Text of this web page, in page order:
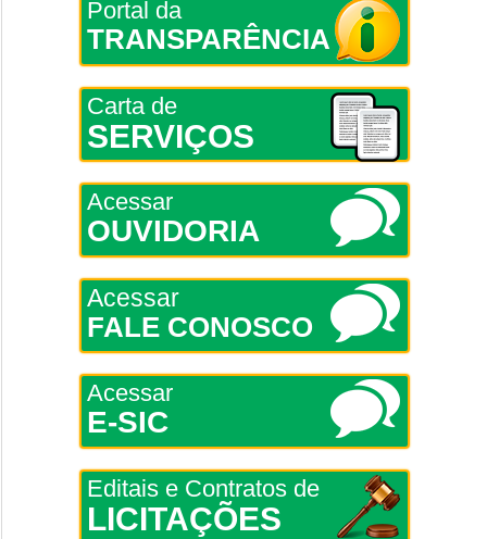
Portal da
TRANSPARÊNCIA
Carta de
SERVIÇOS
Acessar
OUVIDORIA
Acessar
FALE CONOSCO
Acessar
E-SIC
Editais e Contratos de
LICITAÇÕES